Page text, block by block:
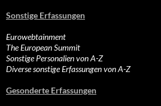
Sonstige Erfassungen
Eurowebtainment
The European Summit
Sonstige Personalien von A-Z
Diverse sonstige Erfassungen von A-Z
Gesonderte Erfassungen